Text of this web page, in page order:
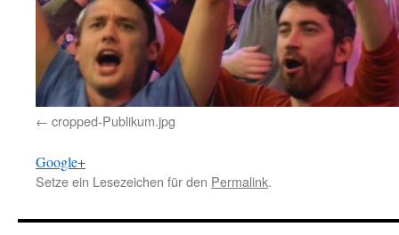
cropped-Publikum.jpg
Google+
Setze ein Lesezeichen für den Permalink.